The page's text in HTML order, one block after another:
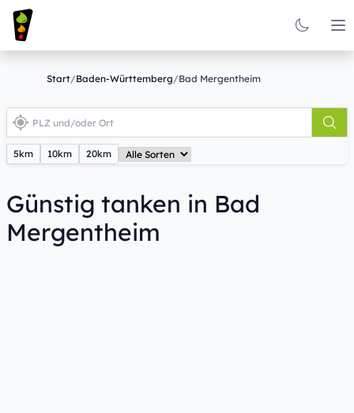
Start/Baden-Württemberg/Bad Mergentheim
5km 10km 20km
Günstig tanken in Bad
Mergentheim